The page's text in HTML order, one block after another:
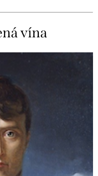
vína